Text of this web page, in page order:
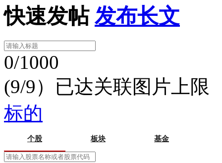
快速发帖 发布长文
0/1000
(9/9）已达关联图片上限
标的
个股 板块 基金